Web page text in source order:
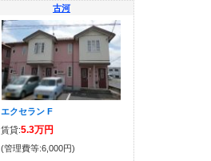
古河
エクセラン F
賃貸:5.3万円
(管理費等:6,000円)